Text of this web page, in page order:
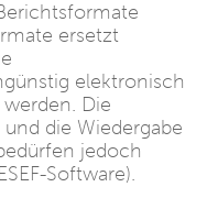
ersetzt
elektronisch
Die
die Wiedergabe
jedoch
Software).